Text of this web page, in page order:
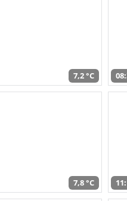
7,2 °C
7,8 °C